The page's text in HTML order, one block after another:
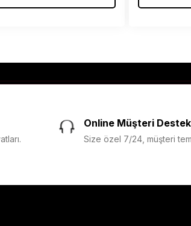
Online Müşteri Destek
Size özel 7/24, müşteri